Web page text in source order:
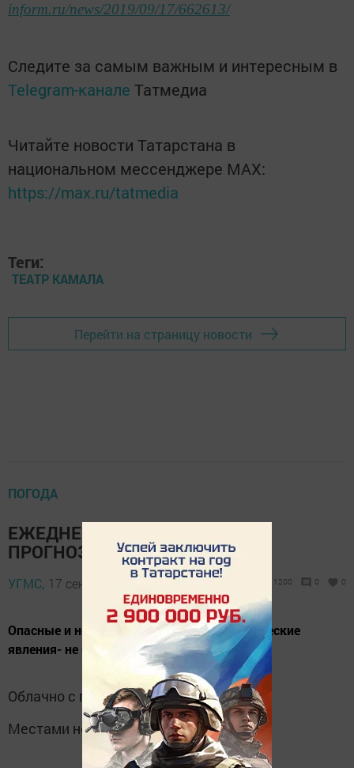
inform.ru/news/2019/09/17/662613/
Следите за самым важным и интересным в
Telegram-канале Татмедиа
Читайте новости Татарстана в
национальном мессенджере MАХ:
https://max.ru/tatmedia
Теги:
ТЕАТР КАМАЛА
Перейти на страницу новости
ПОГОДА
ЕЖЕДНЕВНЫЙ ОПЕРАТИВНЫЙ
ПРОГНОЗ на 18 сентября
УГМС, 17 сентября 2019 - 14:16 1200 0 0
Опасные и неблагоприятные метеорологические
явления- не прогнозируются
Облачно с прояснениями.
Местами небольшой дождь.